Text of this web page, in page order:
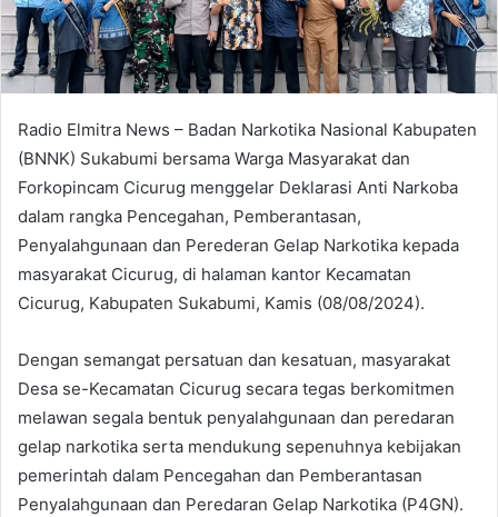
Radio Elmitra News – Badan Narkotika Nasional Kabupaten
(BNNK) Sukabumi bersama Warga Masyarakat dan
Forkopincam Cicurug menggelar Deklarasi Anti Narkoba
dalam rangka Pencegahan, Pemberantasan,
Penyalahgunaan dan Perederan Gelap Narkotika kepada
masyarakat Cicurug, di halaman kantor Kecamatan
Cicurug, Kabupaten Sukabumi, Kamis (08/08/2024).
Dengan semangat persatuan dan kesatuan, masyarakat
Desa se-Kecamatan Cicurug secara tegas berkomitmen
melawan segala bentuk penyalahgunaan dan peredaran
gelap narkotika serta mendukung sepenuhnya kebijakan
pemerintah dalam Pencegahan dan Pemberantasan
Penyalahgunaan dan Peredaran Gelap Narkotika (P4GN).